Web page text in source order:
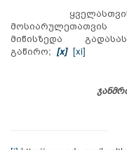
ყველასთვის
მიწისზედა
გაწირო; [x] [xi]